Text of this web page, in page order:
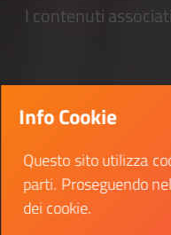
I contenuti
Info Cookie
Questo sito utilizza
parti. Proseguendo
dei cookie.